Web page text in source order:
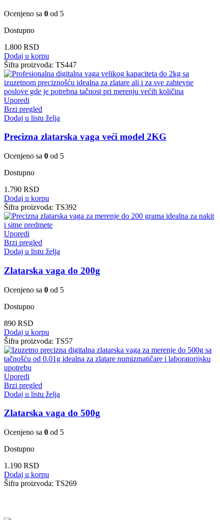
Ocenjeno sa 0 od 5
Dostupno
1.800 RSD
Dodaj u korpu
Šifra proizvoda: TS447
Uporedi
Brzi pregled
Dodaj u listu želja
Precizna zlatarska vaga veći model 2KG
Ocenjeno sa 0 od 5
Dostupno
1.790 RSD
Dodaj u korpu
Šifra proizvoda: TS392
Uporedi
Brzi pregled
Dodaj u listu želja
Zlatarska vaga do 200g
Ocenjeno sa 0 od 5
Dostupno
890 RSD
Dodaj u korpu
Šifra proizvoda: TS57
Uporedi
Brzi pregled
Dodaj u listu želja
Zlatarska vaga do 500g
Ocenjeno sa 0 od 5
Dostupno
1.190 RSD
Dodaj u korpu
Šifra proizvoda: TS269